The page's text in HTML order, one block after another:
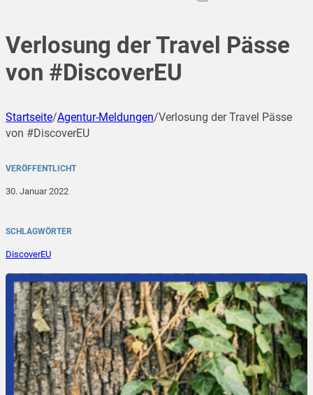
Verlosung der Travel Pässe
von #DiscoverEU
Startseite/Agentur-Meldungen/Verlosung der Travel Pässe
von #DiscoverEU
VERÖFFENTLICHT
30. Januar 2022
SCHLAGWÖRTER
DiscoverEU